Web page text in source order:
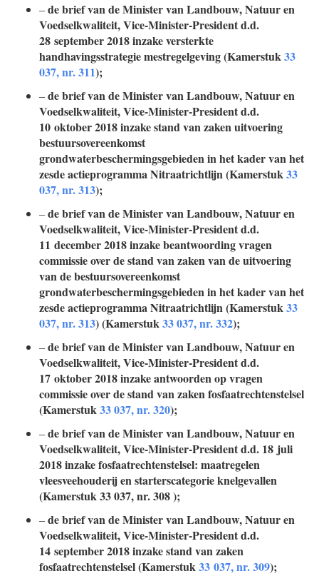
–de brief van de Minister van Landbouw, Natuur en
Voedselkwaliteit, Vice-Minister-President d.d.
28 september 2018 inzake versterkte
handhavingsstrategie mestregelgeving (Kamerstuk33
037, nr. 311);
–de brief van de Minister van Landbouw, Natuur en
Voedselkwaliteit, Vice-Minister-President d.d.
10 oktober 2018 inzake stand van zaken uitvoering
bestuursovereenkomst
grondwaterbeschermingsgebieden in het kader van het
zesde actieprogramma Nitraatrichtlijn (Kamerstuk33
037, nr. 313);
–de brief van de Minister van Landbouw, Natuur en
Voedselkwaliteit, Vice-Minister-President d.d.
11 december 2018 inzake beantwoording vragen
commissie over de stand van zaken van de uitvoering
van de bestuursovereenkomst
grondwaterbeschermingsgebieden in het kader van het
zesde actieprogramma Nitraatrichtlijn (Kamerstuk33
037, nr. 313) (Kamerstuk33 037, nr. 332);
–de brief van de Minister van Landbouw, Natuur en
Voedselkwaliteit, Vice-Minister-President d.d.
17 oktober 2018 inzake antwoorden op vragen
commissie over de stand van zaken fosfaatrechtenstelsel
(Kamerstuk33 037, nr. 320);
–de brief van de Minister van Landbouw, Natuur en
Voedselkwaliteit, Vice-Minister-President d.d. 18 juli
2018 inzake fosfaatrechtenstelsel: maatregelen
vleesveehouderij en starterscategorie knelgevallen
(Kamerstuk33 037, nr. 308);
–de brief van de Minister van Landbouw, Natuur en
Voedselkwaliteit, Vice-Minister-President d.d.
14 september 2018 inzake stand van zaken
fosfaatrechtenstelsel (Kamerstuk33 037, nr. 309);